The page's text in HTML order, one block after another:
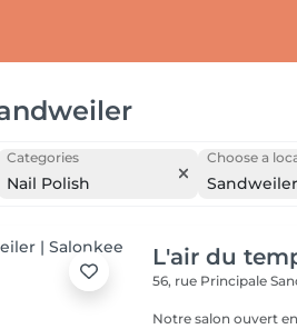
Categories
Nail Polish
Choose a
Sandweiler
L'air du
56, rue Principale
Notre salon ouvert